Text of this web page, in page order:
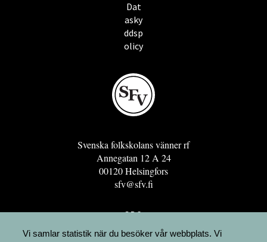
Dat
asky
ddsp
olicy
Svenska folkskolans vänner rf
Annegatan 12 A 24
00120 Helsingfors
sfv@sfv.fi
GRO
FÖRENINGSRESURSEN
Vi samlar statistik när du besöker vår webbplats. Vi